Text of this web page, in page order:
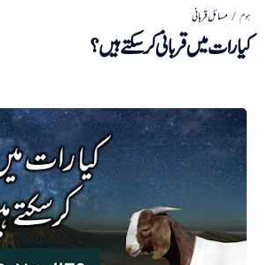
ہوم مسائل قربانی
کیا رات میں قربانی کرسکتے ہیں؟